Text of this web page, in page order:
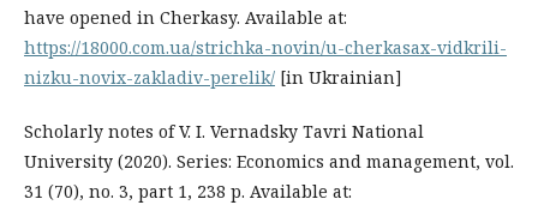
have opened in Cherkasy. Available at:
https://18000.com.ua/strichka-novin/u-cherkasax-vidkrili-
nizku-novix-zakladiv-perelik/ [in Ukrainian]
Scholarly notes of V. I. Vernadsky Tavri National
University (2020). Series: Economics and management, vol.
31 (70), no. 3, part 1, 238 p. Available at: